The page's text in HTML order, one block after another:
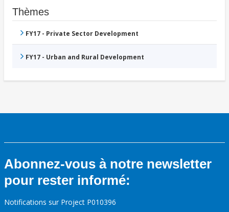
Thèmes
FY17 - Private Sector Development
FY17 - Urban and Rural Development
Abonnez-vous à notre newsletter
pour rester informé:
Notifications sur Project P010396